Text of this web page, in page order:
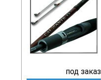
под заказ